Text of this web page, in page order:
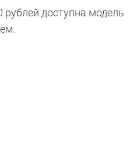
рублей доступна модель